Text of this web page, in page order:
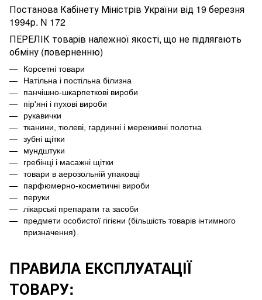
Постанова Кабінету Міністрів України від 19 березня
1994р. N 172
ПЕРЕЛІК товарів належної якості, що не підлягають
обміну (поверненню)
Корсетні товари
Натільна і постільна білизна
панчішно-шкарпеткові вироби
пір'яні і пухові вироби
рукавички
тканини, тюлеві, гардинні і мереживні полотна
зубні щітки
мундштуки
гребінці і масажні щітки
товари в аерозольній упаковці
парфюмерно-косметичні вироби
перуки
лікарські препарати та засоби
предмети особистої гігієни (більшість товарів інтимного
призначення).
ПРАВИЛА ЕКСПЛУАТАЦІЇ
ТОВАРУ: